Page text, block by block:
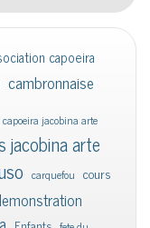
capoeira
cambronnaise
capoeira jacobina arte
jacobina arte
carquefou cours